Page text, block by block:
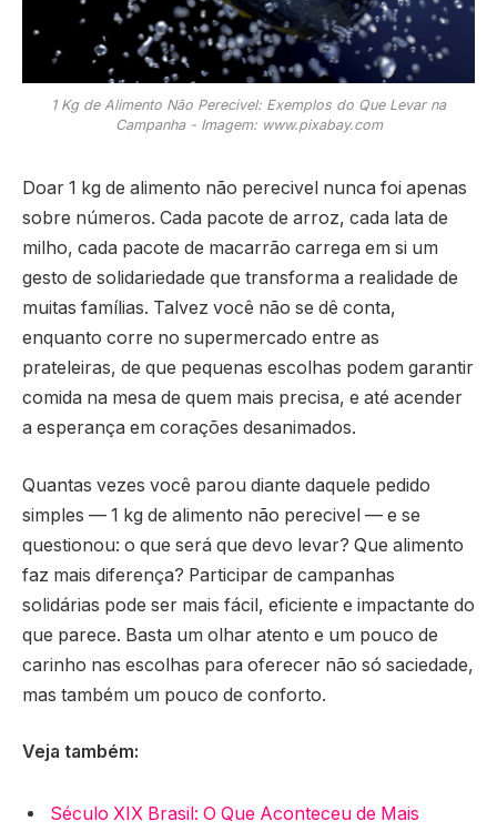
1 Kg de Alimento Não Perecivel: Exemplos do Que Levar na
Campanha - Imagem: www.pixabay.com
Doar 1 kg de alimento não perecivel nunca foi apenas
sobre números. Cada pacote de arroz, cada lata de
milho, cada pacote de macarrão carrega em si um
gesto de solidariedade que transforma a realidade de
muitas famílias. Talvez você não se dê conta,
enquanto corre no supermercado entre as
prateleiras, de que pequenas escolhas podem garantir
comida na mesa de quem mais precisa, e até acender
a esperança em corações desanimados.
Quantas vezes você parou diante daquele pedido
simples — 1 kg de alimento não perecivel — e se
questionou: o que será que devo levar? Que alimento
faz mais diferença? Participar de campanhas
solidárias pode ser mais fácil, eficiente e impactante do
que parece. Basta um olhar atento e um pouco de
carinho nas escolhas para oferecer não só saciedade,
mas também um pouco de conforto.
Veja também:
Século XIX Brasil: O Que Aconteceu de Mais